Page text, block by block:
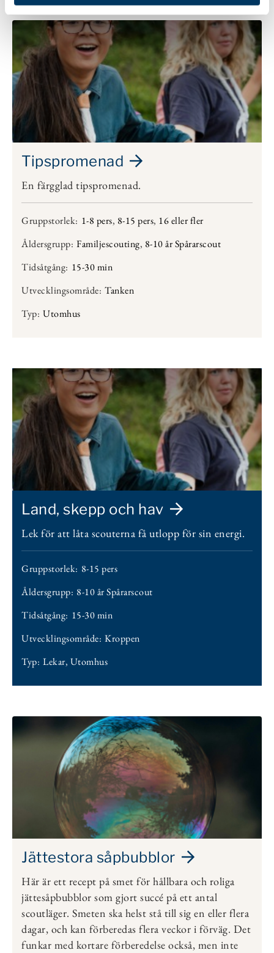
Tipspromenad
En färgglad tipspromenad.
Gruppstorlek: 1-8 pers, 8-15 pers, 16 eller fler
Åldersgrupp: Familjescouting, 8-10 år Spårarscout
Tidsåtgång: 15-30 min
Utvecklingsområde: Tanken
Typ: Utomhus
Land, skepp och hav
Lek för att låta scouterna få utlopp för sin energi.
Gruppstorlek: 8-15 pers
Åldersgrupp: 8-10 år Spårarscout
Tidsåtgång: 15-30 min
Utvecklingsområde: Kroppen
Typ: Lekar, Utomhus
Jättestora såpbubblor
Här är ett recept på smet för hållbara och roliga
jättesåpbubblor som gjort succé på ett antal
scoutläger. Smeten ska helst stå till sig en eller flera
dagar, och kan förberedas flera veckor i förväg. Det
funkar med kortare förberedelse också, men inte